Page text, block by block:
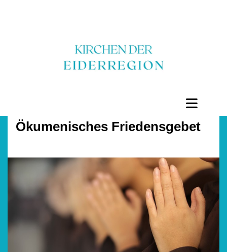
Ökumenisches Friedensgebet